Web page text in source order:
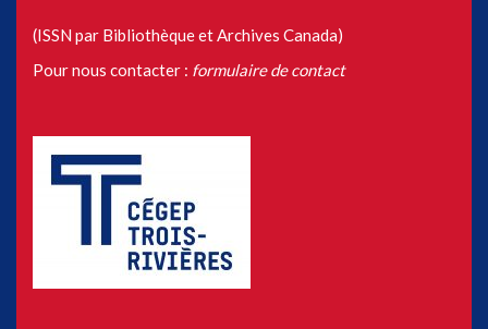
(ISSN par Bibliothèque et Archives Canada)
Pour nous contacter : formulaire de contact